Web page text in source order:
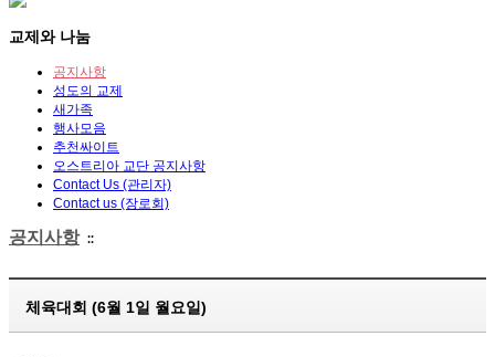
교제와 나눔
공지사항
성도의 교제
새가족
행사모음
추천싸이트
오스트리아 교단 공지사항
Contact Us (관리자)
Contact us (장로회)
공지사항 ::
체육대회 (6월 1일 월요일)